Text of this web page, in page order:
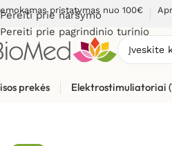
Pereiti prie naršymo
Pereiti prie pagrindinio turinio
pristatymas nuo 100€
prekės Elektrostimuliatoriai
Sveikatos priežiūrai